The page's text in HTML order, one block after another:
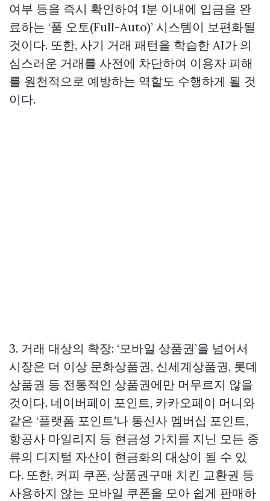
여부 등을 즉시 확인하여 1분 이내에 입금을 완
료하는 ‘풀 오토(Full-Auto)’ 시스템이 보편화될
것이다. 또한, 사기 거래 패턴을 학습한 AI가 의
심스러운 거래를 사전에 차단하여 이용자 피해
를 원천적으로 예방하는 역할도 수행하게 될 것
이다.
3. 거래 대상의 확장: ‘모바일 상품권’을 넘어서
시장은 더 이상 문화상품권, 신세계상품권, 롯데
상품권 등 전통적인 상품권에만 머무르지 않을
것이다. 네이버페이 포인트, 카카오페이 머니와
같은 ‘플랫폼 포인트’나 통신사 멤버십 포인트,
항공사 마일리지 등 현금성 가치를 지닌 모든 종
류의 디지털 자산이 현금화의 대상이 될 수 있
다. 또한, 커피 쿠폰, 상품권구매 치킨 교환권 등
사용하지 않는 모바일 쿠폰을 모아 쉽게 판매하